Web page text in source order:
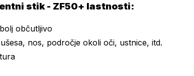
stik - ZF50+ lastnosti:
občutljivo
nos, področje okoli oči, ustnice, itd.